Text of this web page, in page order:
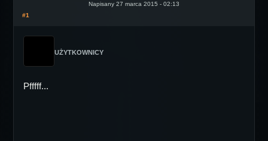
Napisany 27 marca 2015 - 02:13
#1
UŻYTKOWNICY
Pfffff...